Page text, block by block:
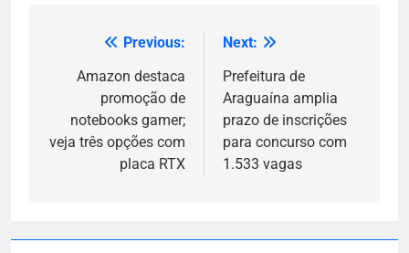
Navegação
Post
Previous:
Amazon destaca
promoção de
notebooks gamer;
veja três opções com
placa RTX
Next:
Prefeitura de
Araguaína amplia
prazo de inscrições
para concurso com
1.533 vagas